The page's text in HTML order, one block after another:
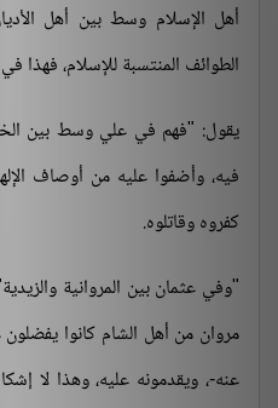
أهل الإسلام وسط بين أهل
الطوائف المنتسبة للإسلام، فهذا
يقول: "فهم في علي وسط بين
فيه، وأضفوا عليه من أوصاف
كفروه وقاتلوه.
"وفي عثمان بين المروانية
مروان من أهل الشام كانوا
عنه-، ويقدمونه عليه، وهذا لا